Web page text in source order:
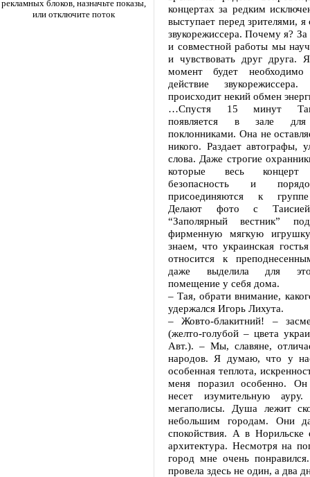
рекламных блоков, назначьте показы,
или отключите поток
концертах за редким
выступает перед зрителями, я
звукорежиссера. Почему я? За
и совместной работы мы
и чувствовать друг друга.
момент будет
действие
происходит некий обмен
…Спустя 15 минут
появляется в зале
поклонниками. Она не
никого. Раздает автографы,
слова. Даже строгие
которые весь концерт
безопасность и
присоединяются к
Делают фото с
“Заполярный вестник”
фирменную мягкую
знаем, что украинская
относится к
даже выделила для
помещение у себя дома.
– Тая, обрати внимание,
удержался Игорь Лихута.
– Жовто-блакитний! –
(желто-голубой – цвета
Авт.). – Мы, славяне,
народов. Я думаю, что у
особенная теплота,
меня поразил особенно.
несет изумительную
мегаполисы. Душа лежит
небольшим городам. Они
спокойствия. А в Норильске
архитектура. Несмотря на
город мне очень
провела здесь не один, а два